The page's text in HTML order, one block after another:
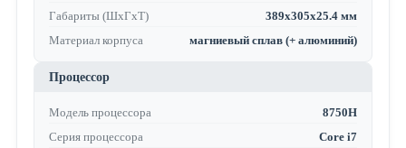
Габариты (ШхГхТ)
389x305x25.4 мм
Материал корпуса
магниевый сплав (+ алюминий)
Процессор
Модель процессора
8750H
Серия процессора
Core i7